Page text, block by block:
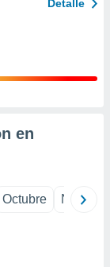
Detalle
en
Octubre